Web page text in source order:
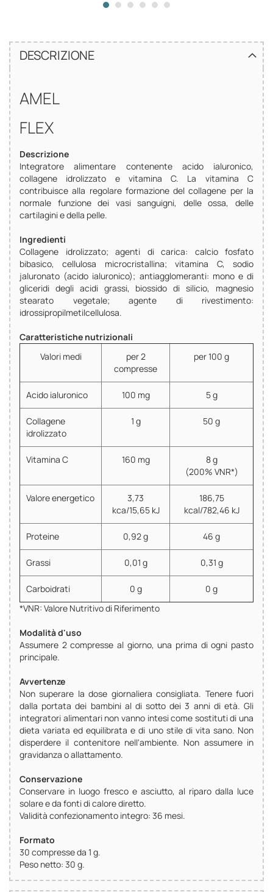
DESCRIZIONE
AMEL
FLEX
Descrizione
Integratore alimentare contenente acido ialuronico,
collagene idrolizzato e vitamina C. La vitamina C
contribuisce alla regolare formazione del collagene per la
normale funzione dei vasi sanguigni, delle ossa, delle
cartilagini e della pelle.
Ingredienti
Collagene idrolizzato; agenti di carica: calcio fosfato
bibasico, cellulosa microcristallina; vitamina C, sodio
jaluronato (acido ialuronico); antiagglomeranti: mono e di
gliceridi degli acidi grassi, biossido di silicio, magnesio
stearato vegetale; agente di rivestimento:
idrossipropilmetilcellulosa.
Caratteristiche nutrizionali
Valori medi
per 2
compresse
per 100 g
Acido ialuronico 100 mg 5 g
Collagene
idrolizzato
1 g 50 g
Vitamina C 160 mg
8 g
(200% VNR*)
Valore energetico
3,73
kca/15,65 kJ
186,75
kcal/782,46 kJ
Proteine 0,92 g 46 g
Grassi 0,01 g 0,31 g
Carboidrati 0 g
0 g
*VNR: Valore Nutritivo di Riferimento
Modalità d'uso
Assumere 2 compresse al giorno, una prima di ogni pasto
principale.
Avvertenze
Non superare la dose giornaliera consigliata. Tenere fuori
dalla portata dei bambini al di sotto dei 3 anni di età. Gli
integratori alimentari non vanno intesi come sostituti di una
dieta variata ed equilibrata e di uno stile di vita sano. Non
disperdere il contenitore nell'ambiente. Non assumere in
gravidanza o allattamento.
Conservazione
Conservare in luogo fresco e asciutto, al riparo dalla luce
solare e da fonti di calore diretto.
Validità confezionamento integro: 36 mesi.
Formato
30 compresse da 1 g.
Peso netto: 30 g.